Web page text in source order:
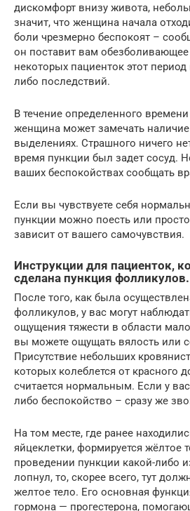
дискомфорт внизу живота,
значит, что женщина начала
боли чрезмерно беспокоят –
он поставит вам обезболивающее
некоторых пациенток этот период
либо последствий.
В течение определенного
женщина может замечать
выделениях. Страшного ничего
время пункции был задет сосуд.
ваших беспокойствах сообщать
Если вы чувствуете себя
пункции можно поесть или
зависит от вашего самочувствия.
Инструкции для пациенток,
сделана пункция фолликулов.
После того, как была
фолликулов, у вас могут
ощущения тяжести в области
вы можете ощущать вялость или
Присутствие небольших
которых колеблется от красного
считается нормальным. Если у
либо беспокойство – сразу же
На том месте, где ранее
яйцеклетки, формируется жёлтое
проведении пункции какой-либо
лопнул, то, скорее всего, тут
желтое тело. Его основная
гормона — прогестерона,